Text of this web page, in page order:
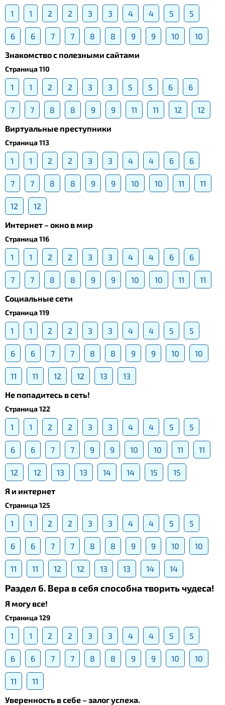
1 1 2 2 3 3 4 4 5 5
6 6 7 7 8 8 9 9 10
10
Знакомство с полезными сайтами
Страница 110
1 1 2 2 3 3 5 5 6 6
7 7 8 8 9 9 11 11 12
12
Виртуальные преступники
Страница 113
1 1 2 2 3 3 4 4 6 6
7 7 8 8 9 9 10 10 11 11
12
12
Интернет – окно в мир
Страница 116
1 1 2 2 3 3 4 4 6 6
7 7 8 8 9 9 10 10 11
11
Социальные сети
Страница 119
1 1 2 2 3 3 4 4 5 5
6 6 7 7 8 8 9 9 10 10
11 11 12 12 13
13
Не попадитесь в сеть!
Страница 122
1 1 2 2 3 3 4 4 5 5
6 6 7 7 9 9 10 10 11 11
12 12 13 13 14 14 15
15
Я и интернет
Страница 125
1 1 2 2 3 3 4 4 5 5
6 6 7 7 8 8 9 9 10 10
11 11 12 12 13 13 14 14
Раздел 6. Вера в себя способна творить чудеса!
Я могу все!
Страница 129
1 1 2 2 3 3 4 4 5 5
6 6 7 7 8 8 9 9 10 10
11
11
Уверенность в себе – залог успеха.